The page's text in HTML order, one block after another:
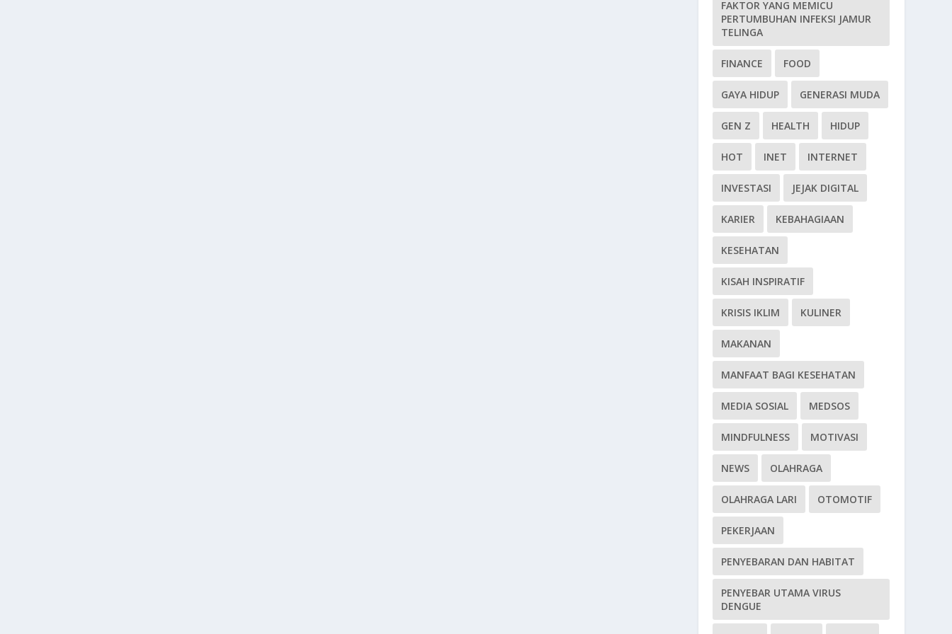
FAKTOR YANG MEMICU
PERTUMBUHAN INFEKSI JAMUR
TELINGA
FINANCE FOOD
GAYA HIDUP GENERASI MUDA
GEN Z HEALTH HIDUP
HOT INET INTERNET
INVESTASI JEJAK DIGITAL
KARIER KEBAHAGIAAN
KESEHATAN
KISAH INSPIRATIF
KRISIS IKLIM KULINER
MAKANAN
MANFAAT BAGI KESEHATAN
MEDIA SOSIAL MEDSOS
MINDFULNESS MOTIVASI
NEWS OLAHRAGA
OLAHRAGA LARI OTOMOTIF
PEKERJAAN
PENYEBARAN DAN HABITAT
PENYEBAR UTAMA VIRUS
DENGUE